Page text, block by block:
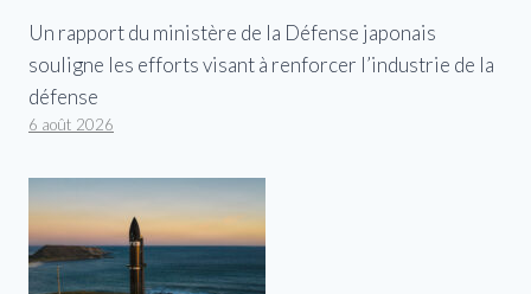
Un rapport du ministère de la Défense japonais
souligne les efforts visant à renforcer l’industrie de la
défense
6 août 2026